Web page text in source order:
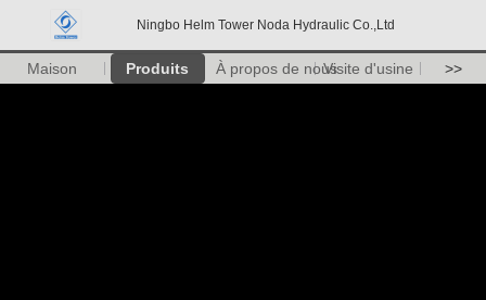
Ningbo Helm Tower Noda Hydraulic Co.,Ltd
Maison Produits À propos de nousVisite d'usine >>